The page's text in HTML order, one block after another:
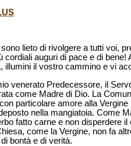
sono lieto di rivolgere a tutti voi,
cordiali auguri di pace e di
illumini il vostro cammino e vi
venerato Predecessore, il
come Madre di Dio. La
particolare amore alla
nella mangiatoia. Come
fatto carne e non disperdere
come la Vergine, non fa
bontà e di verità.